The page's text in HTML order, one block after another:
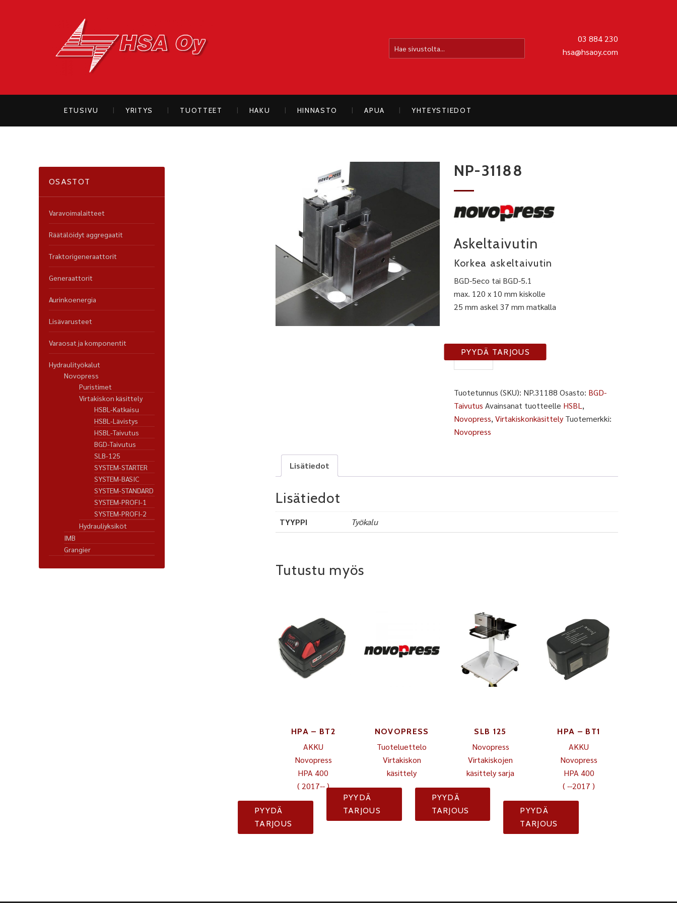
03 884 230
hsa@hsaoy.com
ETUSIVU YRITYS TUOTTEET HAKU HINNASTO APUA YHTEYSTIEDOT
NP-31188
Askeltaivutin
Korkea askeltaivutin
BGD-5eco tai BGD-5.1
max. 120 x 10 mm kiskolle
25 mm askel 37 mm matkalla
NP-
31188
PYYDÄ TARJOUS
Tuotetunnus (SKU): NP.31188 Osasto: BGD-
Taivutus Avainsanat tuotteelle HSBL ,
Novopress, Virtakiskonkäsittely Tuotemerkki:
Novopress
Lisätiedot
Lisätiedot
TYYPPI Työkalu
Tutustu myös
HPA – BT2
AKKU
Novopress
HPA 400
( 2017-- )
PYYDÄ
TARJOUS
NOVOPRESS
Tuoteluettelo
Virtakiskon
käsittely
PYYDÄ
TARJOUS
SLB 125
Novopress
Virtakiskojen
käsittely sarja
PYYDÄ
TARJOUS
HPA – BT1
AKKU
Novopress
HPA 400
( --2017 )
PYYDÄ
TARJOUS
OSASTOT
Varavoimalaitteet
Räätälöidyt aggregaatit
Traktorigeneraattorit
Generaattorit
Aurinkoenergia
Lisävarusteet
Varaosat ja komponentit
Hydraulityökalut
Novopress
Puristimet
Virtakiskon käsittely
HSBL-Katkaisu
HSBL-Lävistys
HSBL-Taivutus
BGD-Taivutus
SLB-125
SYSTEM-STARTER
SYSTEM-BASIC
SYSTEM-STANDARD
SYSTEM-PROFI-1
SYSTEM-PROFI-2
Hydrauliyksiköt
IMB
Grangier